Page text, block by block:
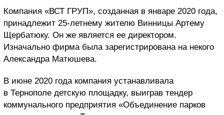
Компания «ВСТ ГРУП», созданная в январе 2020 года,
принадлежит 25-летнему жителю Винницы Артему
Щербатюку. Он же является ее директором.
Изначально фирма была зарегистрирована на некого
Александра Матюшева.
В июне 2020 года компания устанавливала
в Тернополе детскую площадку, выиграв тендер
коммунального предприятия «Объединение парков